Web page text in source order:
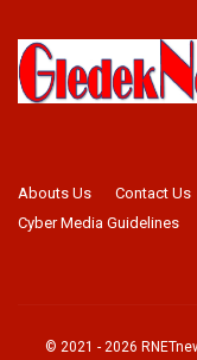
Abouts Us Contact Us
Cyber Media Guidelines
© 2021 - 2026